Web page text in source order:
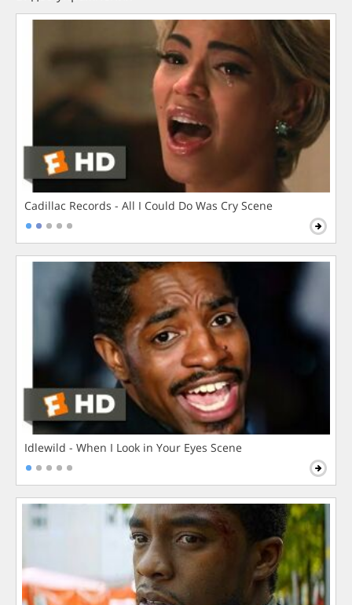
Cadillac Records - All I Could Do Was Cry Scene
Idlewild - When I Look in Your Eyes Scene